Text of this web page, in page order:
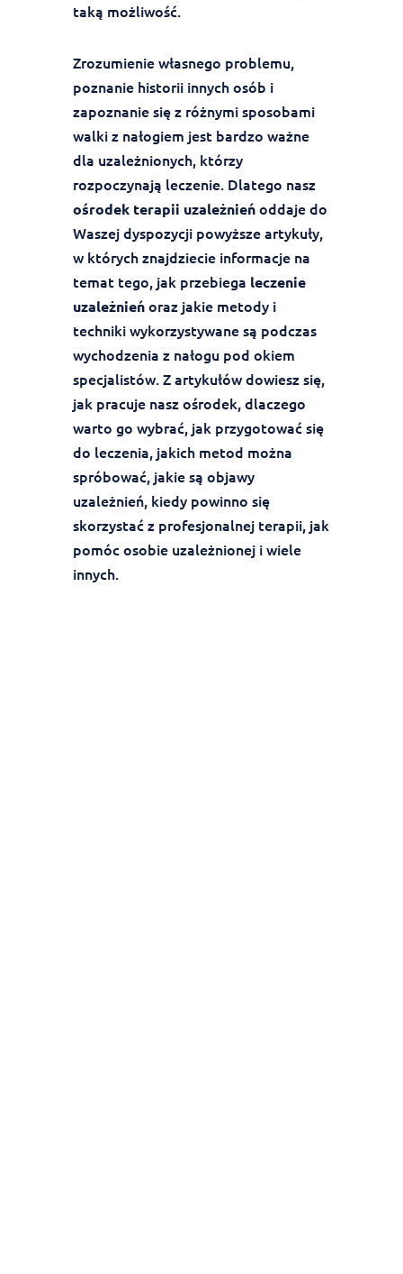
taką możliwość.
Zrozumienie własnego problemu,
poznanie historii innych osób i
zapoznanie się z różnymi sposobami
walki z nałogiem jest bardzo ważne
dla uzależnionych, którzy
rozpoczynają leczenie. Dlatego nasz
ośrodek terapii uzależnieńoddaje do
Waszej dyspozycji powyższe artykuły,
w których znajdziecie informacje na
temat tego, jak przebiega leczenie
uzależnieńoraz jakie metody i
techniki wykorzystywane są podczas
wychodzenia z nałogu pod okiem
specjalistów. Z artykułów dowiesz się,
jak pracuje nasz ośrodek, dlaczego
warto go wybrać, jak przygotować się
do leczenia, jakich metod można
spróbować, jakie są objawy
uzależnień, kiedy powinno się
skorzystać z profesjonalnej terapii, jak
pomóc osobie uzależnionej i wiele
innych.